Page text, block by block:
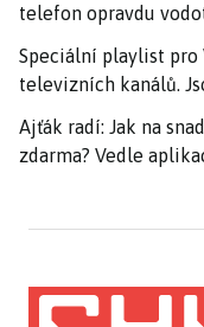
telefon opravdu
Speciální playlist pro
televizních kanálů.
Ajťák radí: Jak na
zdarma? Vedle